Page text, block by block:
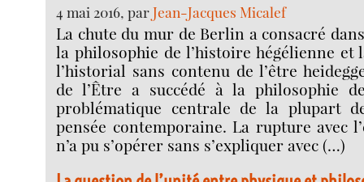
4 mai 2016, parJean-Jacques Micalef
La chute du mur de Berlin a consacré
la philosophie de l’histoire hégélienne et
l’historial sans contenu de l’être
de l’Être a succédé à la philosophie
problématique centrale de la plupart
pensée contemporaine. La rupture avec
n’a pu s’opérer sans s’expliquer avec (…)